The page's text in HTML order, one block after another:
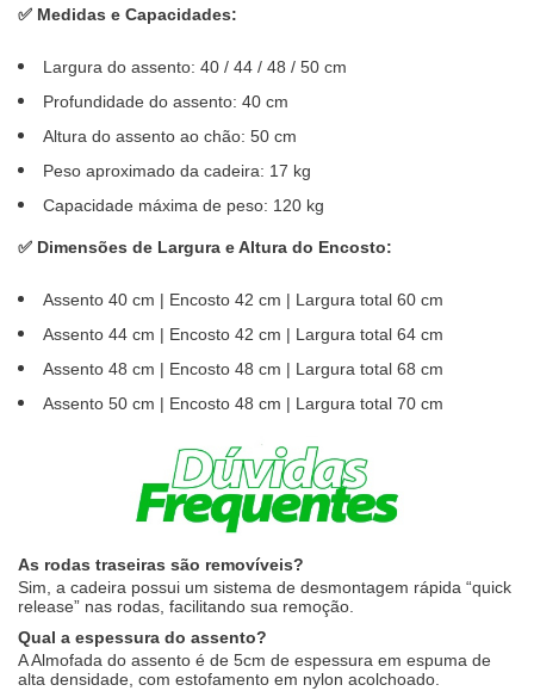
✅ Medidas e Capacidades:
Largura do assento: 40 / 44 / 48 / 50 cm
Profundidade do assento: 40 cm
Altura do assento ao chão: 50 cm
Peso aproximado da cadeira: 17 kg
Capacidade máxima de peso: 120 kg
✅ Dimensões de Largura e Altura do Encosto:
Assento 40 cm | Encosto 42 cm | Largura total 60 cm
Assento 44 cm | Encosto 42 cm | Largura total 64 cm
Assento 48 cm | Encosto 48 cm | Largura total 68 cm
Assento 50 cm | Encosto 48 cm | Largura total 70 cm
As rodas traseiras são removíveis?
Sim, a cadeira possui um sistema de desmontagem rápida “quick
release” nas rodas, facilitando sua remoção.
Qual a espessura do assento?
A Almofada do assento é de 5cm de espessura em espuma de
alta densidade, com estofamento em nylon acolchoado.